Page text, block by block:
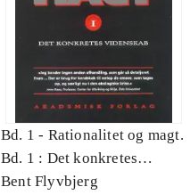
Bd. 1 - Rationalitet og magt.
Bd. 1 : Det konkretes
videnskab
Bent Flyvbjerg